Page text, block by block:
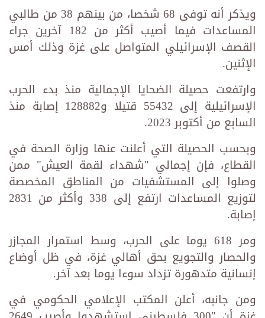
ويذكر أنه توفى 68 شخصا، من بينهم 38 من طالبي
المساعدات فيما أصيب أكثر من 182 آخرين جراء
القصف الإسرائيلي المتواصل على غزة وذلك أمس
الإثنين.
وارتفعت حصيلة الضحايا الإجمالية منذ بدء الحرب
الإسرائيلية إلى 55432 قتيلا و128882 إصابة منذ
السابع من أكتوبر 2023.
وبحسب الحصيلة التي أعلنت عنها وزارة الصحة في
القطاع، فإن إجمالي "شهداء لقمة العيش" ممن
وصلوا إلى المستشفيات من المناطق المخصصة
لتوزيع المساعدات ارتفع إلى 338 وأكثر من 2831
إصابة.
ومر 618 يوما على الحرب، وسط استمرار المجازر
والحصار والتجويع بحق أهالي غزة، في ظل أوضاع
إنسانية متدهورة تزداد سوءا يوما بعد آخر.
ومن جانبه، أعلن المكتب الإعلامي الحكومي في